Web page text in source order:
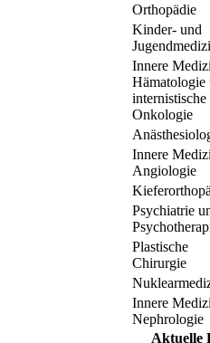
Orthopädie
Kinder- und
Innere
Hämatologie
internistische
Onkologie
Innere
Angiologie
Psychiatrie
Plastische
Chirurgie
Innere
Nephrologie
Aktuelle